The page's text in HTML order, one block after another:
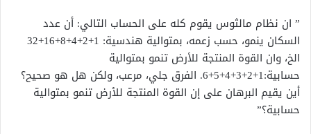
” ان نظام مالثوس يقوم كله على الحساب التالي: أن عدد
السكان ينمو، حسب زعمه، بمتوالية هندسية: 1+2+4+8+16+32
الخ، وان القوة المنتجة للأرض تنمو بمتوالية
حسابية:1+2+3+4+5+6. الفرق جلي، مرعب، ولكن هل هو صحيح؟
أين يقيم البرهان على إن القوة المنتجة للأرض تنمو بمتوالية
حسابية؟”